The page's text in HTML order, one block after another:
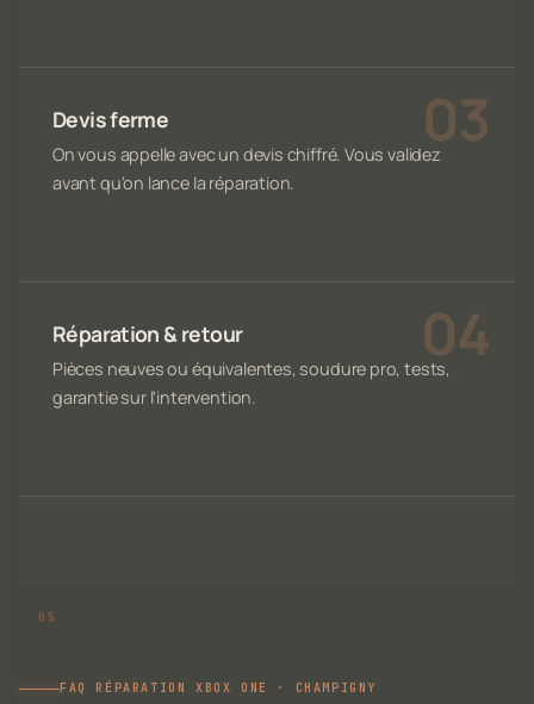
Devis ferme
On vous appelle avec un devis chiffré. Vous validez
avant qu'on lance la réparation.
Réparation & retour
Pièces neuves ou équivalentes, soudure pro, tests,
garantie sur l'intervention.
FAQ RÉPARATION XBOX ONE · CHAMPIGNY